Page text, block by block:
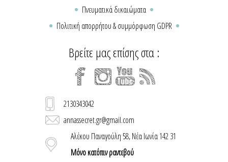
Πνευματικά δικαιώματα
Πολιτική απορρήτου & συμμόρφωση GDPR
Βρείτε μας επίσης στα :
2130343042
annassecret.gr@gmail.com
Αλέκου Παναγούλη 58, Νέα Ιωνία 142 31
Μόνο κατόπιν ραντεβού